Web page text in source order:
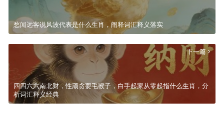
愁闻远客说风波代表是什么生肖，阐释词汇释义落实
下一篇
四四六六南北财，性顽贪耍毛猴子，白手起家从零起指什么生肖，分
析词汇释义经典